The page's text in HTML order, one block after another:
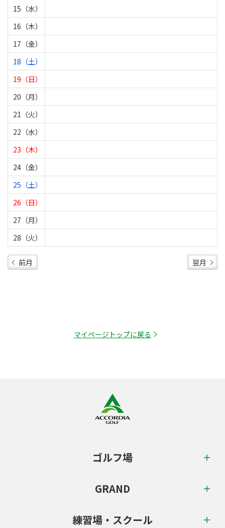
15（水）
16（木）
17（金）
18（土）
19（日）
20（月）
21（火）
22（水）
23（木）
24（金）
25（土）
26（日）
27（月）
28（火）
前月 翌月
マイページトップに戻る
ゴルフ場
GRAND
練習場・スクール